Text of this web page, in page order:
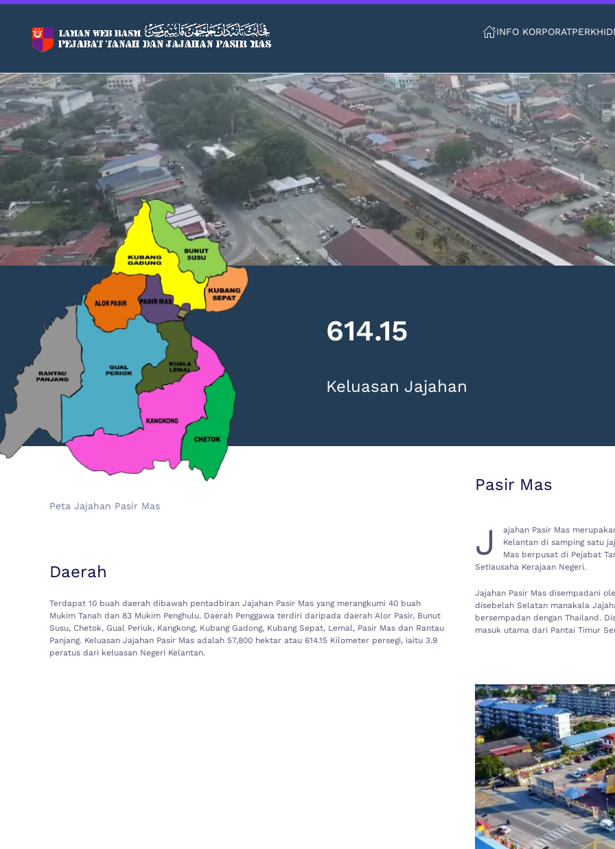
Skip to main content
INFO KORPORAT
614.15
Keluasan Jajahan
Peta Jajahan Pasir Mas
Daerah
Terdapat 10 buah daerah dibawah pentadbiran Jajahan Pasir Mas yang merangkumi 40 buah
Mukim Tanah dan 83 Mukim Penghulu. Daerah Penggawa terdiri daripada daerah Alor Pasir, Bunut
Susu, Chetok, Gual Periuk, Kangkong, Kubang Gadong, Kubang Sepat, Lemal, Pasir Mas dan Rantau
Panjang. Keluasan Jajahan Pasir Mas adalah 57,800 hektar atau 614.15 Kilometer persegi, iaitu 3.9
peratus dari keluasan Negeri Kelantan.
Pasir Mas
J
ajahan Pasir Mas
Kelantan di samping satu
Mas berpusat di Pejabat
Setiausaha Kerajaan Negeri.
Jajahan Pasir Mas disempadani
disebelah Selatan manakala
bersempadan dengan Thailand.
masuk utama dari Pantai Timur